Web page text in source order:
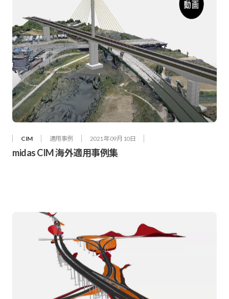
CIM 適用事例 2021年 09月 10日
midas CIM 海外適用事例集